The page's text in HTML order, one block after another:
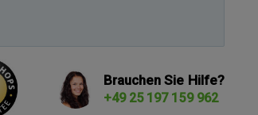
Brauchen Sie Hilfe?
+49 25 197 159 962